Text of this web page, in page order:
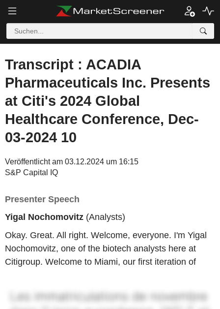
Transcript : ACADIA
Pharmaceuticals Inc. Presents
at Citi's 2024 Global
Healthcare Conference, Dec-
03-2024 10
Veröffentlicht am 03.12.2024 um 16:15
S&P Capital IQ
Presenter Speech
Yigal Nochomovitz (Analysts)
Okay. Great. All right. Welcome, everyone. I'm Yigal
Nochomovitz, one of the biotech analysts here at
Citigroup. Welcome to Miami, our first iteration of